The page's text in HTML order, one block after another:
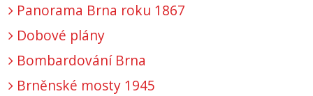
Panorama Brna roku 1867
Dobové plány
Bombardování Brna
Brněnské mosty 1945